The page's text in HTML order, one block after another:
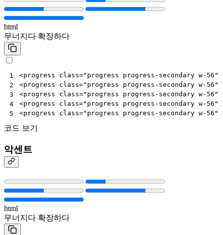
html
무너지다 확장하다
1
2
3
4
5
<progress class="progress progress-secondary w-56"
<progress class="progress progress-secondary w-56"
<progress class="progress progress-secondary w-56"
<progress class="progress progress-secondary w-56"
<progress class="progress progress-secondary w-56"
코드 보기
악센트
html
무너지다 확장하다